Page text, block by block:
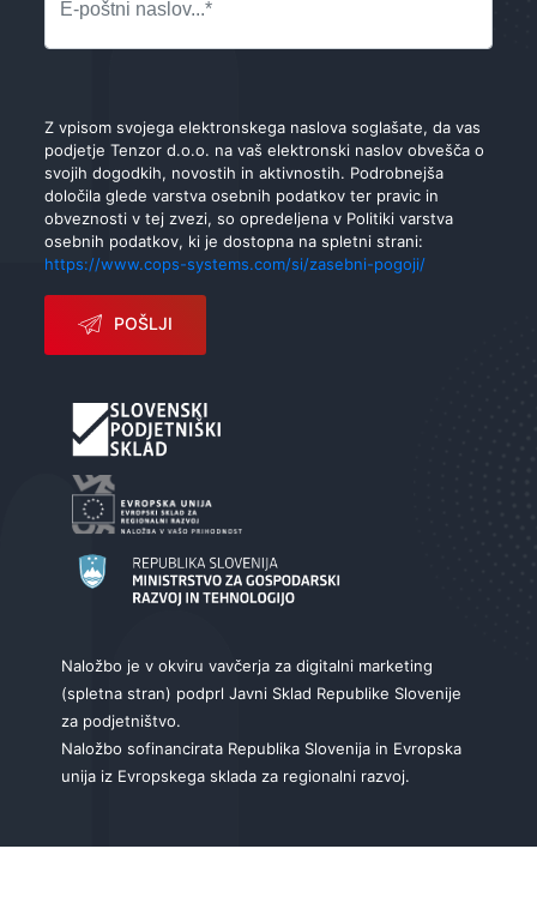
Z vpisom svojega elektronskega naslova soglašate, da vas
podjetje Tenzor d.o.o. na vaš elektronski naslov obvešča o
svojih dogodkih, novostih in aktivnostih. Podrobnejša
določila glede varstva osebnih podatkov ter pravic in
obveznosti v tej zvezi, so opredeljena v Politiki varstva
osebnih podatkov, ki je dostopna na spletni strani:
https://www.cops-systems.com/si/zasebni-pogoji/
POŠLJI
Naložbo je v okviru vavčerja za digitalni marketing
(spletna stran) podprl Javni Sklad Republike Slovenije
za podjetništvo.
Naložbo sofinancirata Republika Slovenija in Evropska
unija iz Evropskega sklada za regionalni razvoj.